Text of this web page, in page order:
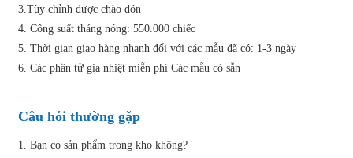
3.Tùy chỉnh được chào đón
4. Công suất tháng nóng: 550.000 chiếc
5. Thời gian giao hàng nhanh đối với các mẫu đã có: 1-3 ngày
6. Các phần tử gia nhiệt miễn phí Các mẫu có sẵn
Câu hỏi thường gặp
1. Bạn có sản phẩm trong kho không?